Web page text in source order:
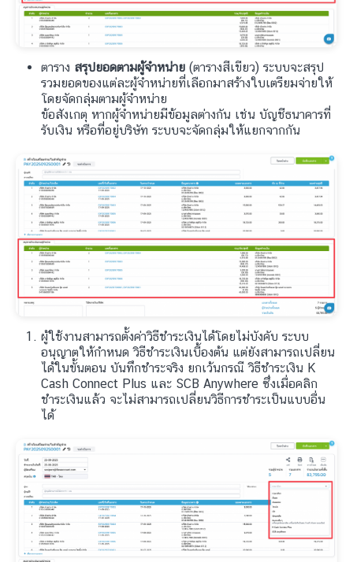
ตาราง สรุปยอดตามผู้จำหน่าย (ตารางสีเขียว) ระบบจะสรุป
รวมยอดของแต่ละผู้จำหน่ายที่เลือกมาสร้างใบเตรียมจ่ายให้
โดยจัดกลุ่มตามผู้จำหน่าย
ข้อสังเกตุ หากผู้จำหน่ายมีข้อมูลต่างกัน เช่น บัญชีธนาคารที่
รับเงิน หรือที่อยู่บริษัท ระบบจะจัดกลุ่มให้แยกจากกัน
ผู้ใช้งานสามารถตั้งค่าวิธีชำระเงินได้โดยไม่บังคับ ระบบ
อนุญาตให้กำหนด วิธีชำระเงินเบื้องต้น แต่ยังสามารถเปลี่ยน
ได้ในขั้นตอน บันทึกชำระจริง ยกเว้นกรณี วิธีชำระเงิน K
Cash Connect Plus และ SCB Anywhere ซึ่งเมื่อคลิก
ชำระเงินแล้ว จะไม่สามารถเปลี่ยนวิธีการชำระเป็นแบบอื่น
ได้